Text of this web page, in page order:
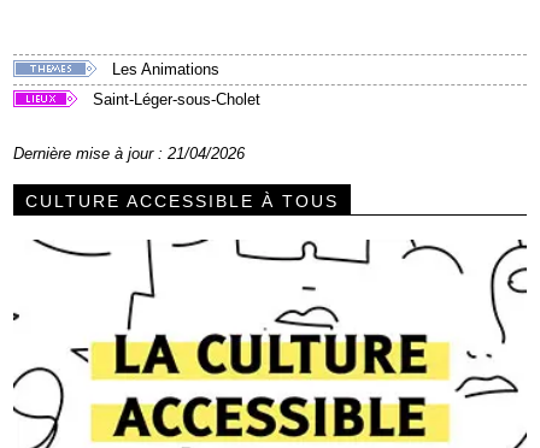
Les Animations
Saint-Léger-sous-Cholet
Dernière mise à jour : 21/04/2026
CULTURE ACCESSIBLE À TOUS